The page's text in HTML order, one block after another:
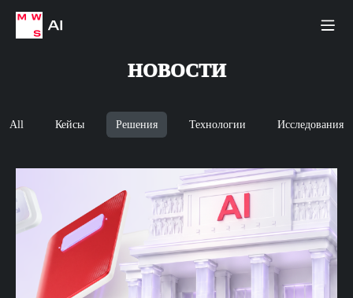
НОВОСТИ
All Кейсы Решения Технологии Исследования